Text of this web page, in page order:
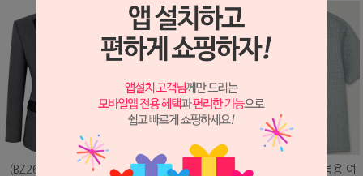
(BZ260203) 화려하게
(DS260479) 여름용 여
(DS260473) 여름용 여